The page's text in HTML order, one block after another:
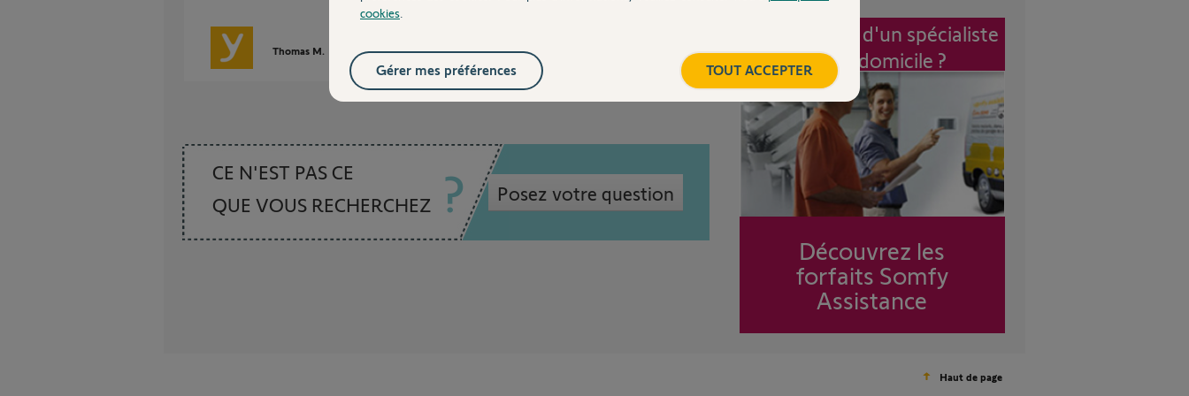
Thomas M. il y a plus de 7 ans
CE N'EST PAS CE
QUE VOUS RECHERCHEZ
Posez votre question
Intervention d'un spécialiste
à mon domicile ?
Découvrez les
forfaits Somfy
Assistance
Haut de page
cookies
TOUT ACCEPTER
Gérer mes préférences